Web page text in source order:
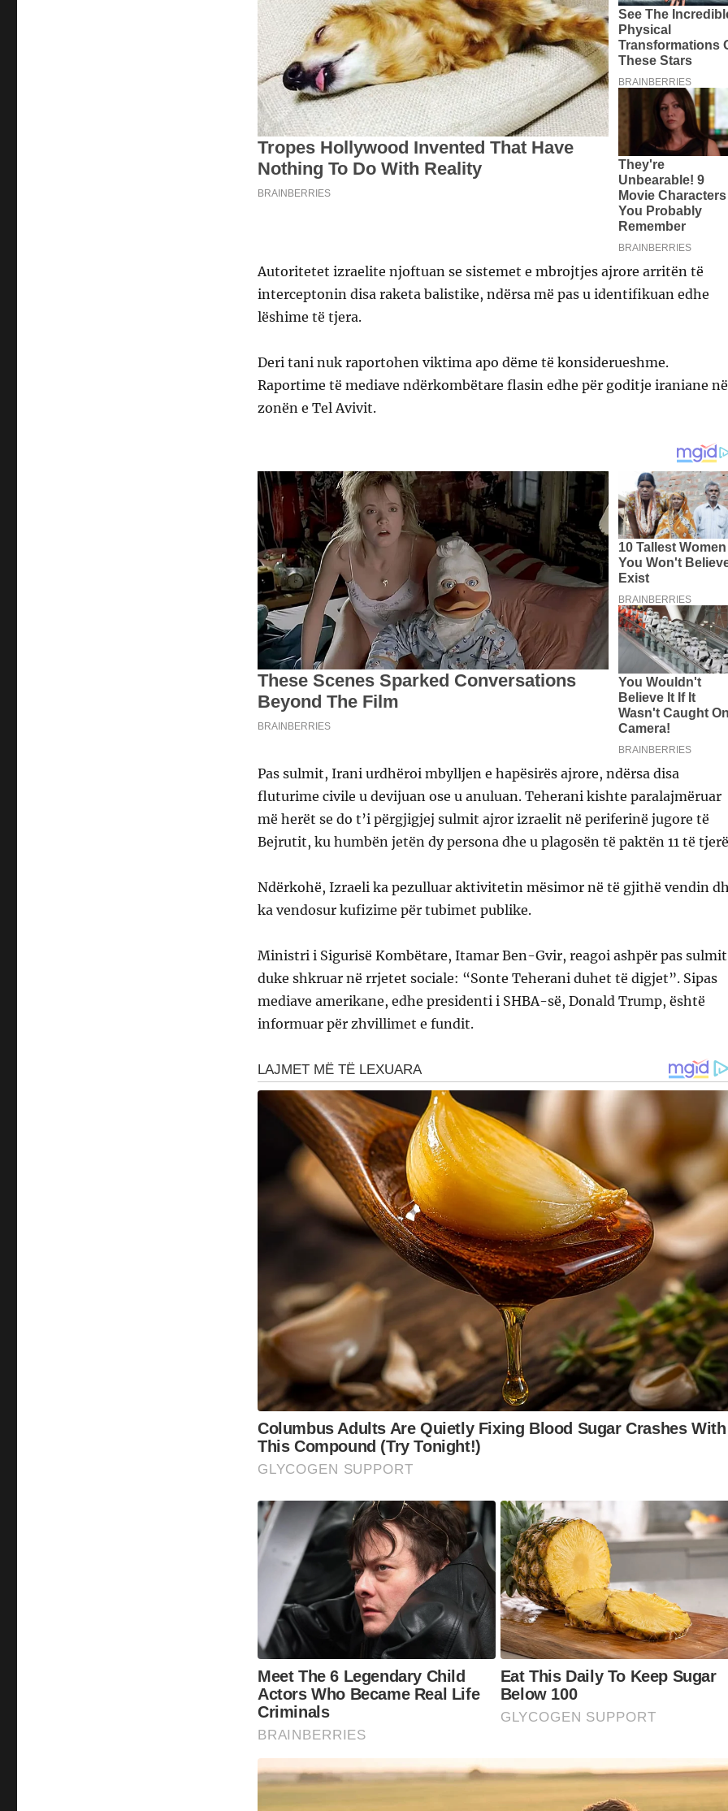
Autoritetet izraelite njoftuan se sistemet e mbrojtjes ajrore arritën të
interceptonin disa raketa balistike, ndërsa më pas u identifikuan edhe
lëshime të tjera.
Deri tani nuk raportohen viktima apo dëme të konsiderueshme.
Raportime të mediave ndërkombëtare flasin edhe për goditje iraniane në
zonën e Tel Avivit.
Pas sulmit, Irani urdhëroi mbylljen e hapësirës ajrore, ndërsa disa
fluturime civile u devijuan ose u anuluan. Teherani kishte paralajmëruar
më herët se do t’i përgjigjej sulmit ajror izraelit në periferinë jugore të
Bejrutit, ku humbën jetën dy persona dhe u plagosën të paktën 11 të
Ndërkohë, Izraeli ka pezulluar aktivitetin mësimor në të gjithë vendin
ka vendosur kufizime për tubimet publike.
Ministri i Sigurisë Kombëtare, Itamar Ben-Gvir, reagoi ashpër pas
duke shkruar në rrjetet sociale: “Sonte Teherani duhet të digjet”. Sipas
mediave amerikane, edhe presidenti i SHBA-së, Donald Trump, është
informuar për zhvillimet e fundit.